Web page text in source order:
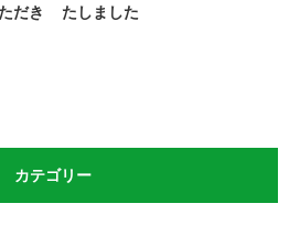
だき
たしました
カテゴリー